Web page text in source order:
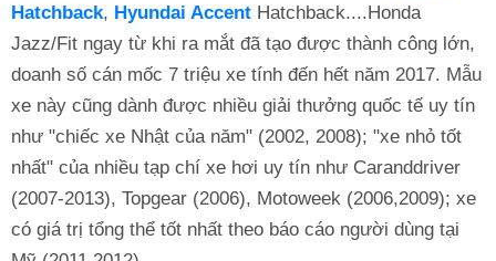
Hatchback, Hyundai Accent Hatchback....Honda
Jazz/Fit ngay từ khi ra mắt đã tạo được thành công lớn,
doanh số cán mốc 7 triệu xe tính đến hết năm 2017. Mẫu
xe này cũng dành được nhiều giải thưởng quốc tế uy tín
như "chiếc xe Nhật của năm" (2002, 2008); "xe nhỏ tốt
nhất" của nhiều tạp chí xe hơi uy tín như Caranddriver
(2007-2013), Topgear (2006), Motoweek (2006,2009); xe
có giá trị tổng thể tốt nhất theo báo cáo người dùng tại